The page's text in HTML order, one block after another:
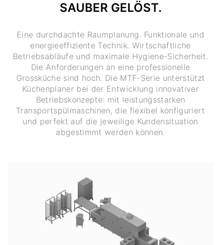
SAUBER GELÖST.
Eine durchdachte Raumplanung. Funktionale und
energieeffiziente Technik. Wirtschaftliche
Betriebsabläufe und maximale Hygiene-Sicherheit.
Die Anforderungen an eine professionelle
Grossküche sind hoch. Die MTF-Serie unterstützt
Küchenplaner bei der Entwicklung innovativer
Betriebskonzepte: mit leistungsstarken
Transportspülmaschinen, die flexibel konfiguriert
und perfekt auf die jeweilige Kundensituation
abgestimmt werden können.